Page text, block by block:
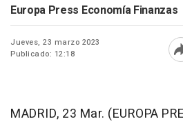
Europa Press Economía Finanzas
Jueves, 23 marzo 2023
Publicado: 12:18
MADRID, 23 Mar. (EUROPA